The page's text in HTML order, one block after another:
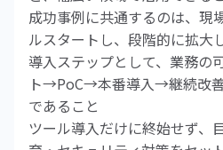
成功事例に共通するのは、現
ルスタートし、段階的に拡大
導入ステップとして、業務の
ト→PoC→本番導入→継続改
であること
ツール導入だけに終始せず、